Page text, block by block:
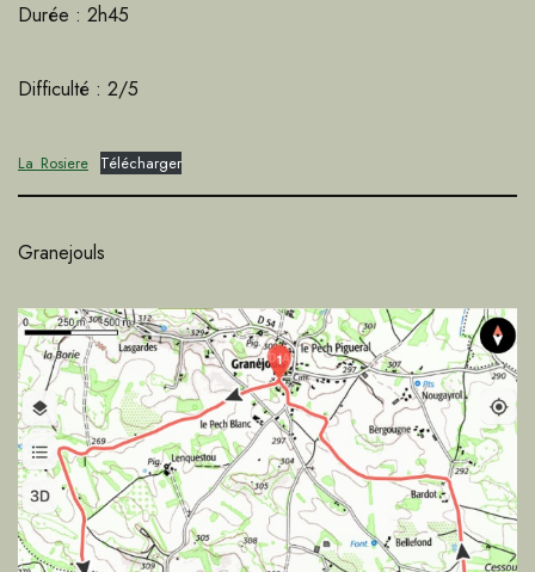
Durée : 2h45
Difficulté : 2/5
La_Rosiere Télécharger
Granejouls